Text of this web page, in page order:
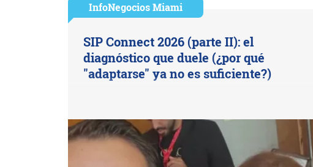
InfoNegocios Miami
SIP Connect 2026 (parte II): el
diagnóstico que duele (¿por qué
"adaptarse" ya no es suficiente?)